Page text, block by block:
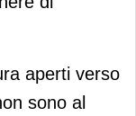
aperti verso
sono al